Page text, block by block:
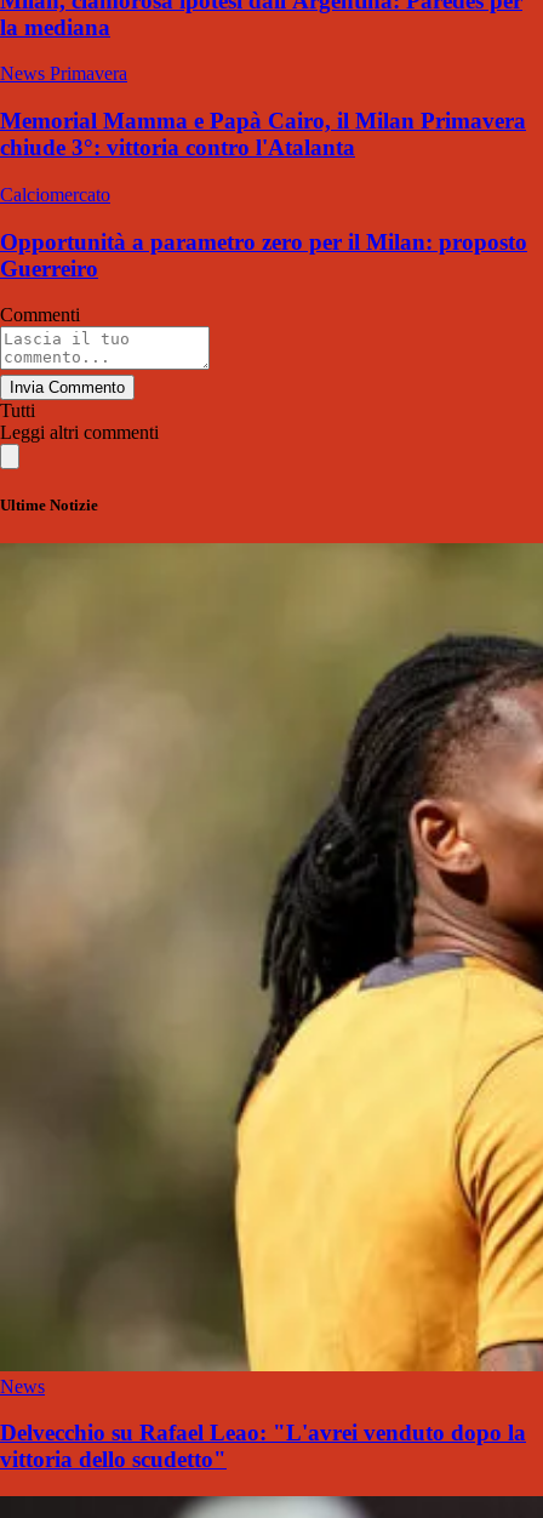
la mediana
News Primavera
Memorial Mamma e Papà Cairo, il Milan Primavera
chiude 3°: vittoria contro l'Atalanta
Calciomercato
Opportunità a parametro zero per il Milan: proposto
Guerreiro
Commenti
Invia Commento
Tutti
Leggi altri commenti
Ultime Notizie
News
Delvecchio su Rafael Leao: "L'avrei venduto dopo la
vittoria dello scudetto"